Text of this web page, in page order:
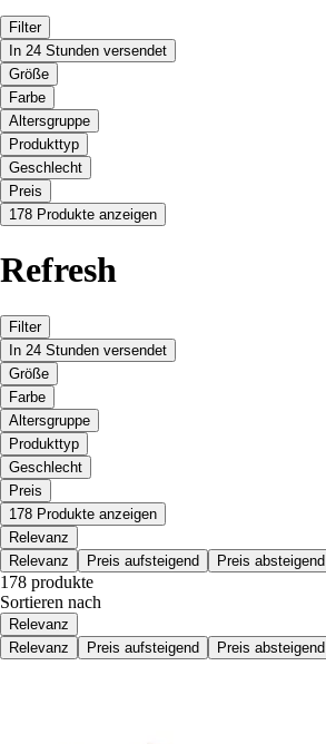
Filter
In 24 Stunden versendet
Größe
Farbe
Altersgruppe
Produkttyp
Geschlecht
Preis
178 Produkte anzeigen
Refresh
Filter
In 24 Stunden versendet
Größe
Farbe
Altersgruppe
Produkttyp
Geschlecht
Preis
178 Produkte anzeigen
Relevanz
Relevanz
Preis aufsteigend Preis absteigend
178 produkte
Sortieren nach
Relevanz
Relevanz
Preis aufsteigend Preis absteigend